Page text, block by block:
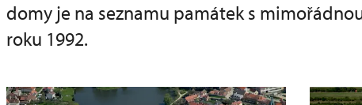
domy je na seznamu památek s
roku 1992.